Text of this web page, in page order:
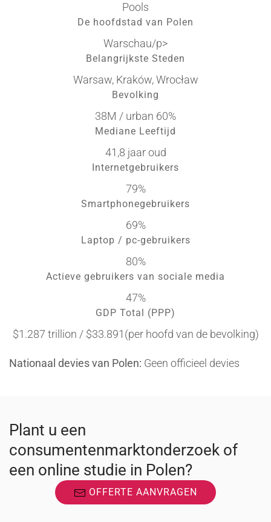
Pools
De hoofdstad van Polen
Warschau/p>
Belangrijkste Steden
Warsaw, Kraków, Wrocław
Bevolking
38M / urban 60%
Mediane Leeftijd
41,8 jaar oud
Internetgebruikers
79%
Smartphonegebruikers
69%
Laptop / pc-gebruikers
80%
Actieve gebruikers van sociale media
47%
GDP Total (PPP)
$1.287 trillion / $33.891(per hoofd van de bevolking)
Nationaal devies van Polen: Geen officieel devies
Plant u een
consumentenmarktonderzoek of
een online studie in Polen?
OFFERTE AANVRAGEN